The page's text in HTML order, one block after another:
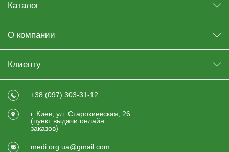
Каталог
О компании
Клиенту
+38 (097) 303-31-12
г. Киев, ул. Старокиевская, 26
(пункт выдачи онлайн
заказов)
medi.org.ua@gmail.com